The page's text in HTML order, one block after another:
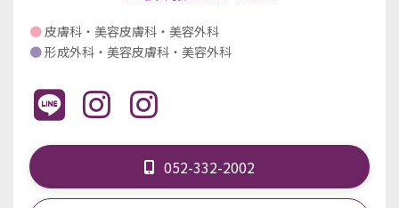
● 皮膚科・美容皮膚科・美容外科
●形成外科・美容皮膚科・美容外科
052-332-2002